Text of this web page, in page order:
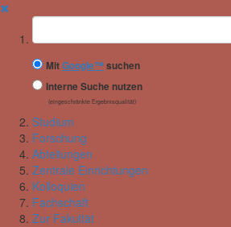
✖
Suchbegriff
MitGoogle™ suchen
Interne Suche nutzen
(eingeschränkte Ergebnisqualität)
Studium
Forschung
Abteilungen
Zentrale Einrichtungen
Kolloquien
Fachschaft
Zur Fakultät